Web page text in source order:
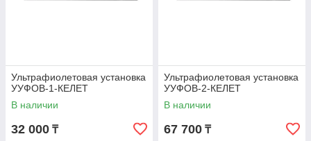
Ультрафиолетовая установка
УУФОВ-1-КЕЛЕТ
В наличии
32 000 ₸
Ультрафиолетовая установка
УУФОВ-2-КЕЛЕТ
В наличии
67 700 ₸